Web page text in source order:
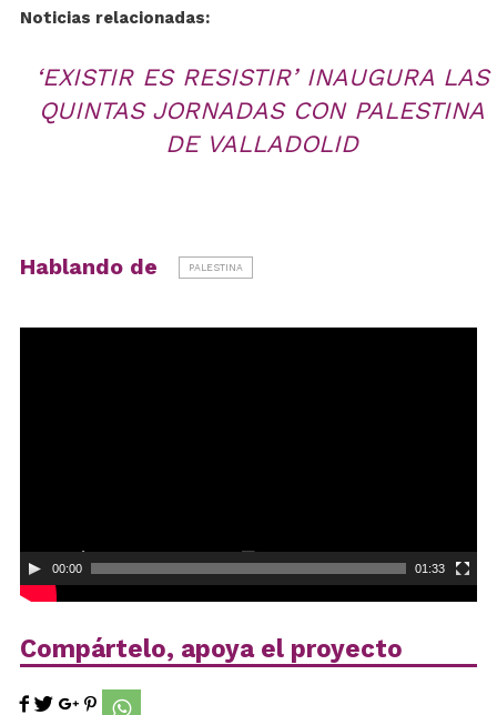
Noticias relacionadas:
‘EXISTIR ES RESISTIR’ INAUGURA LAS
QUINTAS JORNADAS CON PALESTINA
DE VALLADOLID
Hablando de PALESTINA
00:00 01:33
Compártelo, apoya el proyecto